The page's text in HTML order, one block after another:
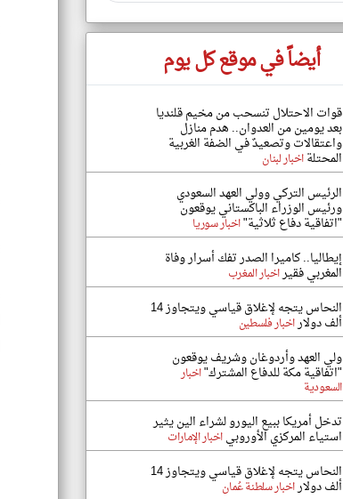
أيضاً في موقع كل يوم
قوات الاحتلال تنسحب من مخيم قلنديا
بعد يومين من العدوان.. هدم منازل
واعتقالات وتصعيدٌ في الضفة الغربية
المحتلةاخبار لبنان
الرئيس التركي وولي العهد السعودي
ورئيس الوزراء الباكستاني يوقعون
"اتفاقية دفاع ثلاثية"اخبار سوريا
إيطاليا.. كاميرا الصدر تفك أسرار وفاة
المغربي فقيراخبار المغرب
النحاس يتجه لإغلاق قياسي ويتجاوز 14
ألف دولاراخبار فلسطين
ولي العهد وأردوغان وشريف يوقعون
"اتفاقية مكة للدفاع المشترك"اخبار
السعودية
تدخل أمريكا ببيع اليورو لشراء الين يثير
استياء المركزي الأوروبياخبار الإمارات
النحاس يتجه لإغلاق قياسي ويتجاوز 14
ألف دولاراخبار سلطنة عُمان